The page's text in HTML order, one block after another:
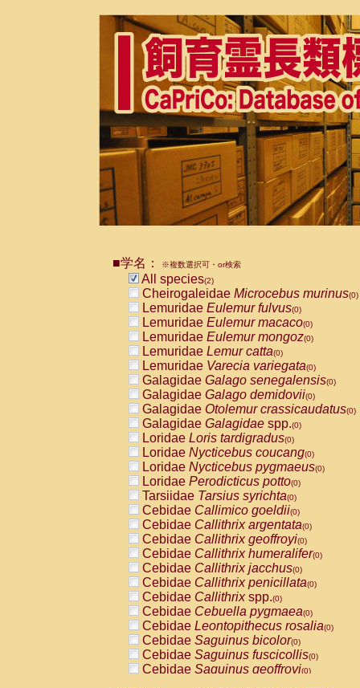
■学名： ※複数選択可・or検索
All species(2)
Cheirogaleidae Microcebus murinus(0)
Lemuridae Eulemur fulvus(0)
Lemuridae Eulemur macaco(0)
Lemuridae Eulemur mongoz(0)
Lemuridae Lemur catta(0)
Lemuridae Varecia variegata(0)
Galagidae Galago senegalensis(0)
Galagidae Galago demidovii(0)
Galagidae Otolemur crassicaudatus(0)
Galagidae Galagidae spp.(0)
Loridae Loris tardigradus(0)
Loridae Nycticebus coucang(0)
Loridae Nycticebus pygmaeus(0)
Loridae Perodicticus potto(0)
Tarsiidae Tarsius syrichta(0)
Cebidae Callimico goeldii(0)
Cebidae Callithrix argentata(0)
Cebidae Callithrix geoffroyi(0)
Cebidae Callithrix humeralifer(0)
Cebidae Callithrix jacchus(0)
Cebidae Callithrix penicillata(0)
Cebidae Callithrixspp.(0)
Cebidae Cebuella pygmaea(0)
Cebidae Leontopithecus rosalia(0)
Cebidae Saguinus bicolor(0)
Cebidae Saguinus fuscicollis(0)
Cebidae Saguinus geoffroyi(0)